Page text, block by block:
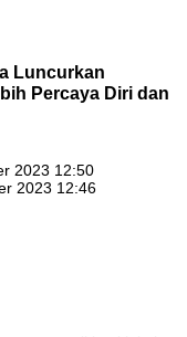
Luncurkan
Percaya Diri dan
2023 12:50
2023 12:46